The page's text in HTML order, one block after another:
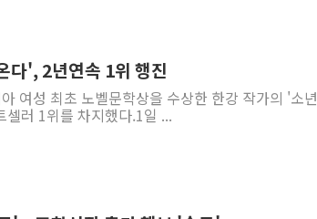
다', 2년연속 1위 행진
여성 최초 노벨문학상을 수상한 한강 작가의 '소년
러 1위를 차지했다.1일 ...